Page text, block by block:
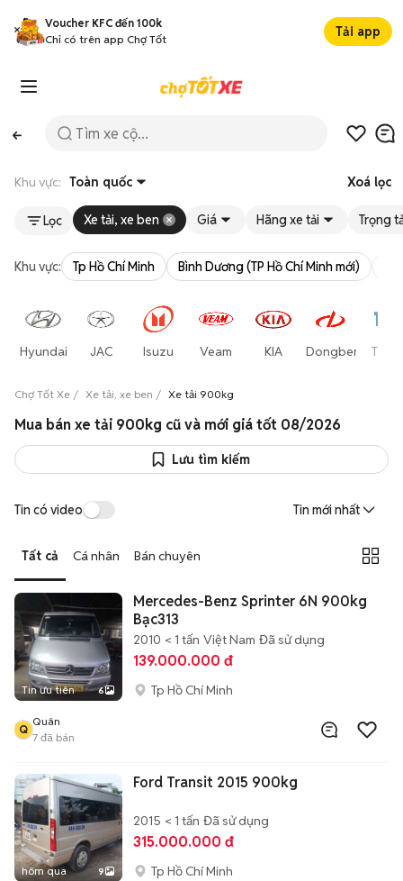
Voucher KFC đến 100k
Chỉ có trên app Chợ Tốt
Tải app
Khu vực: Toàn quốc Xoá lọc
Lọc Xe tải, xe ben Giá Hãng xe tải Trọng
Khu vực: Tp Hồ Chí Minh Bình Dương (TP Hồ Chí Minh mới)
Hyundai JAC Isuzu Veam KIA Dongben
Chợ Tốt Xe Xe tải, xe ben Xe tải 900kg
Mua bán xe tải 900kg cũ và mới giá tốt 08/2026
Lưu tìm kiếm
Tin có video Tin mới nhất
Tất cả Cá nhân Bán chuyên
Tin ưu tiên 6
Mercedes-Benz Sprinter 6N 900kg
Bạc313
2010 < 1 tấn Việt Nam Đã sử dụng
139.000.000 đ
Tp Hồ Chí Minh
Q
Quân
7 đã bán
hôm qua 9
Ford Transit 2015 900kg
2015 < 1 tấn Đã sử dụng
315.000.000 đ
Tp Hồ Chí Minh